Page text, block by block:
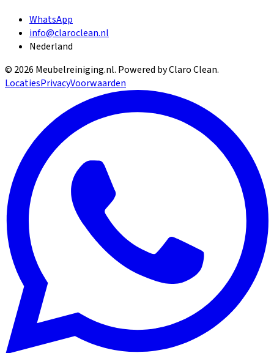
WhatsApp
info@claroclean.nl
Nederland
© 2026 Meubelreiniging.nl. Powered by Claro Clean.
LocatiesPrivacyVoorwaarden